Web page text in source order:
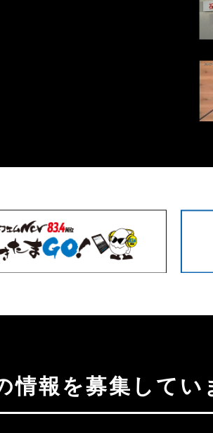
情報を募集してい